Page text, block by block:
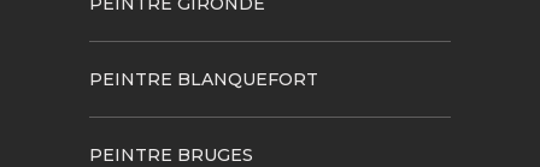
PEINTRE BLANQUEFORT
PEINTRE BRUGES